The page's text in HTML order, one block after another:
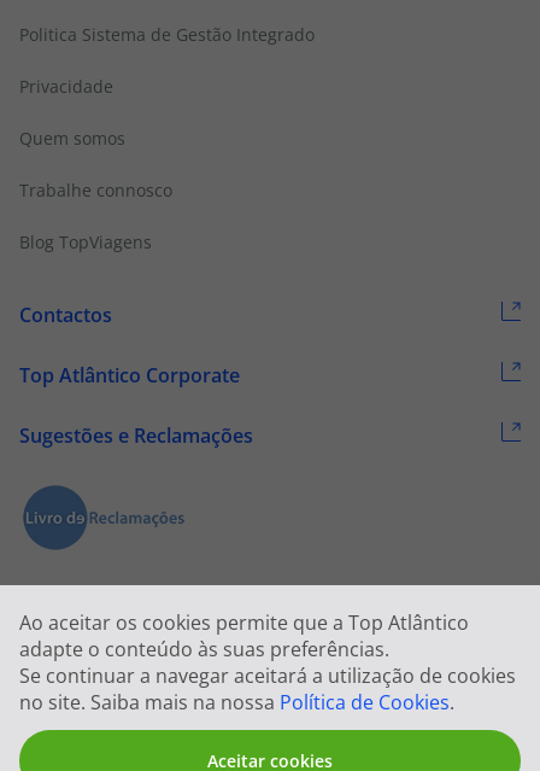
Ao aceitar os cookies permite que a Top Atlântico
adapte o conteúdo às suas preferências.
Se continuar a navegar aceitará a utilização de cookies
no site. Saiba mais na nossa Política de Cookies.
Aceitar cookies
Politica Sistema de Gestão Integrado
Privacidade
Quem somos
Trabalhe connosco
Blog TopViagens
Contactos
Top Atlântico Corporate
Sugestões e Reclamações
2026 © Todos os direitos reservados:Top Atlântico, Viagens e Turismo